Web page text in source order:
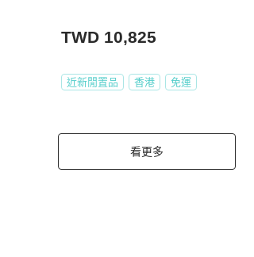
TWD 10,825
近新閒置品 香港 免運
看更多